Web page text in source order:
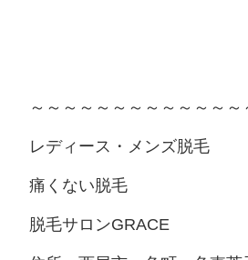
～～～～～～～～～～～～～
レディース・メンズ脱毛
痛くない脱毛
脱毛サロンGRACE